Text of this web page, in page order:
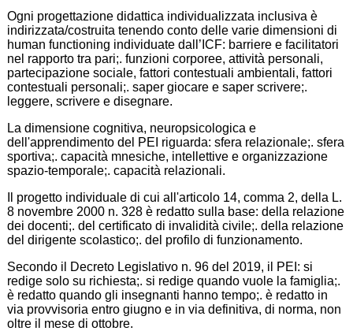
Ogni progettazione didattica individualizzata inclusiva è
indirizzata/costruita tenendo conto delle varie dimensioni di
human functioning individuate dall’ICF: barriere e facilitatori
nel rapporto tra pari;. funzioni corporee, attività personali,
partecipazione sociale, fattori contestuali ambientali, fattori
contestuali personali;. saper giocare e saper scrivere;.
leggere, scrivere e disegnare.
La dimensione cognitiva, neuropsicologica e
dell'apprendimento del PEI riguarda: sfera relazionale;. sfera
sportiva;. capacità mnesiche, intellettive e organizzazione
spazio-temporale;. capacità relazionali.
Il progetto individuale di cui all'articolo 14, comma 2, della L.
8 novembre 2000 n. 328 è redatto sulla base: della relazione
dei docenti;. del certificato di invalidità civile;. della relazione
del dirigente scolastico;. del profilo di funzionamento.
Secondo il Decreto Legislativo n. 96 del 2019, il PEI: si
redige solo su richiesta;. si redige quando vuole la famiglia;.
è redatto quando gli insegnanti hanno tempo;. è redatto in
via provvisoria entro giugno e in via definitiva, di norma, non
oltre il mese di ottobre.